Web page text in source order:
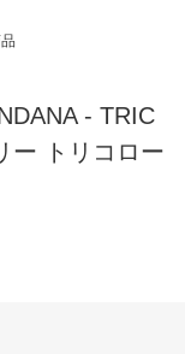
- TRIC
ー トリコロー